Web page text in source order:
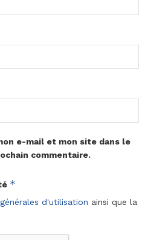
e-mail et mon site dans le
commentaire.
*
d'utilisation ainsi que la